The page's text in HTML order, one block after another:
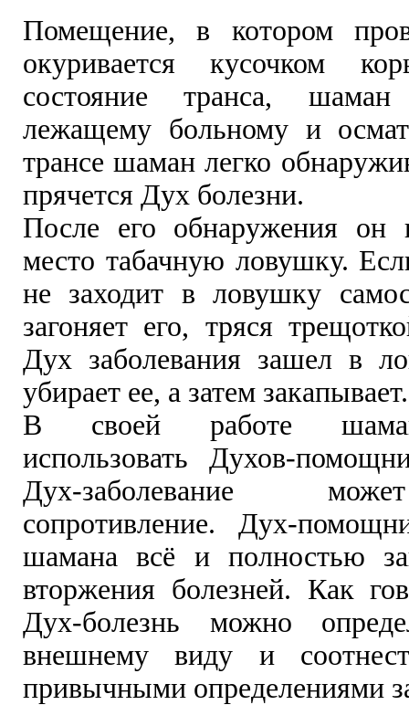
Помещение, в котором
окуривается кусочком
состояние транса,
лежащему больному и
трансе шаман легко
прячется Дух болезни.
После его обнаружения он
место табачную ловушку.
не заходит в ловушку
загоняет его, тряся
Дух заболевания зашел в
убирает ее, а затем закапывает.
В своей работе шаман
использовать Духов-
Дух-заболевание
сопротивление. Дух-
шамана всё и полностью
вторжения болезней. Как
Дух-болезнь можно
внешнему виду и
привычными определениями